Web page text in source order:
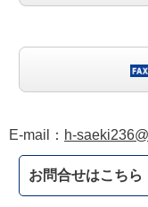
E-mail： h-
お問合せはこちら